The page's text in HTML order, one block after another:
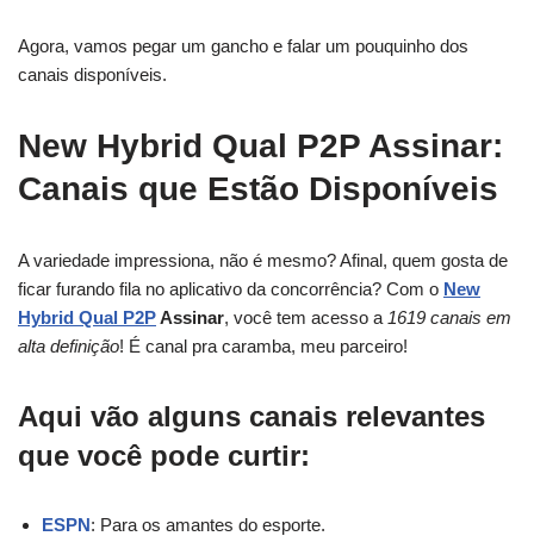
Agora, vamos pegar um gancho e falar um pouquinho dos
canais disponíveis.
New Hybrid Qual P2P Assinar:
Canais que Estão Disponíveis
A variedade impressiona, não é mesmo? Afinal, quem gosta de
ficar furando fila no aplicativo da concorrência? Com o New
Hybrid Qual P2PAssinar, você tem acesso a 1619 canais em
alta definição! É canal pra caramba, meu parceiro!
Aqui vão alguns canais relevantes
que você pode curtir:
ESPN: Para os amantes do esporte.